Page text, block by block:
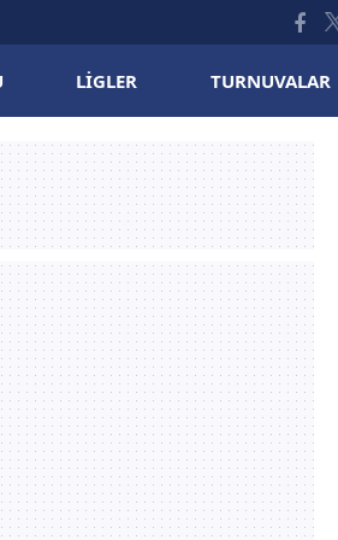
LIGLER TURNUVALAR